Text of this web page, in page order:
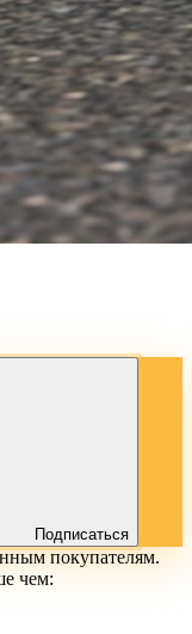
Подписаться
покупателям.
чем: